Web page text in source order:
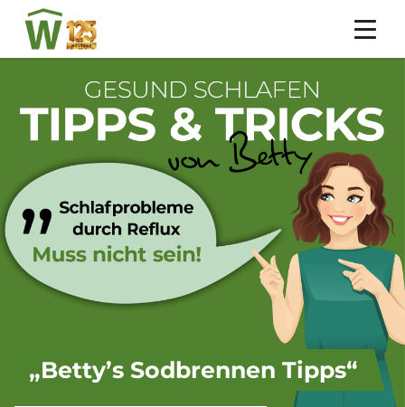
„Betty’s Sodbrennen Tipps“